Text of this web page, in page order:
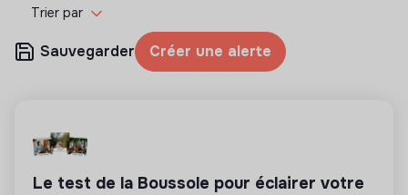
Trier par
Sauvegarder Créer une alerte
Le test de la Boussole pour éclairer votre